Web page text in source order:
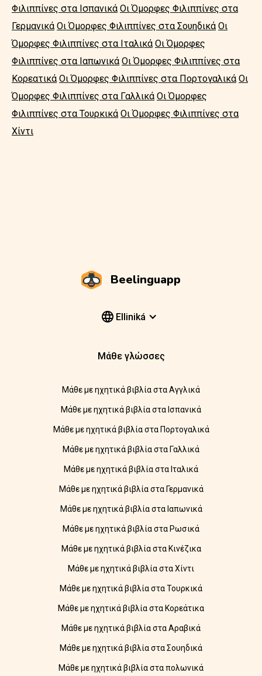
Φιλιππίνες στα Ισπανικά Οι Όμορφες Φιλιππίνες στα
Γερμανικά Οι Όμορφες Φιλιππίνες στα Σουηδικά Οι
Όμορφες Φιλιππίνες στα Ιταλικά Οι Όμορφες
Φιλιππίνες στα Ιαπωνικά Οι Όμορφες Φιλιππίνες στα
Κορεατικά Οι Όμορφες Φιλιππίνες στα Πορτογαλικά Οι
Όμορφες Φιλιππίνες στα Γαλλικά Οι Όμορφες
Φιλιππίνες στα Τουρκικά Οι Όμορφες Φιλιππίνες στα
Χίντι
Beelinguapp
Elliniká
Μάθε γλώσσες
Μάθε με ηχητικά βιβλία στα Αγγλικά
Μάθε με ηχητικά βιβλία στα Ισπανικά
Μάθε με ηχητικά βιβλία στα Πορτογαλικά
Μάθε με ηχητικά βιβλία στα Γαλλικά
Μάθε με ηχητικά βιβλία στα Ιταλικά
Μάθε με ηχητικά βιβλία στα Γερμανικά
Μάθε με ηχητικά βιβλία στα Ιαπωνικά
Μάθε με ηχητικά βιβλία στα Ρωσικά
Μάθε με ηχητικά βιβλία στα Κινέζικα
Μάθε με ηχητικά βιβλία στα Χίντι
Μάθε με ηχητικά βιβλία στα Τουρκικά
Μάθε με ηχητικά βιβλία στα Κορεάτικα
Μάθε με ηχητικά βιβλία στα Αραβικά
Μάθε με ηχητικά βιβλία στα Σουηδικά
Μάθε με ηχητικά βιβλία στα πολωνικά